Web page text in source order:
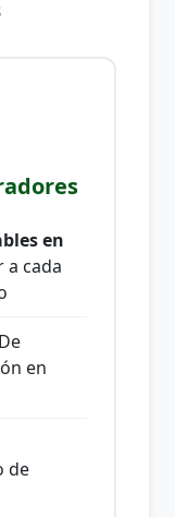
en
a cada
en
de